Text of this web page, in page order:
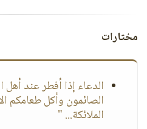
مختارات
الدعاء إذا أفطر عند
الصائمون وأكل طعامكم
الملائكة... "